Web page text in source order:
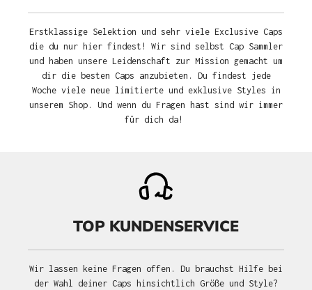
Erstklassige Selektion und sehr viele Exclusive Caps
die du nur hier findest! Wir sind selbst Cap Sammler
und haben unsere Leidenschaft zur Mission gemacht um
dir die besten Caps anzubieten. Du findest jede
Woche viele neue limitierte und exklusive Styles in
unserem Shop. Und wenn du Fragen hast sind wir immer
für dich da!
TOP KUNDENSERVICE
Wir lassen keine Fragen offen. Du brauchst Hilfe bei
der Wahl deiner Caps hinsichtlich Größe und Style?